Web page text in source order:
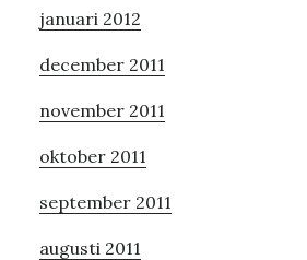
januari 2012
december 2011
november 2011
oktober 2011
september 2011
augusti 2011